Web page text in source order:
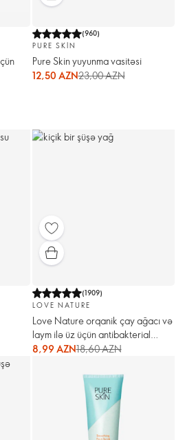
(960)
PURE SKIN
Pure Skin yuyunma vasitəsi
12,50 AZN23,00 AZN
(1909)
LOVE NATURE
Love Nature orqanik çay ağacı və
laym ilə üz üçün antibakterial
vasitə
8,99 AZN18,60 AZN